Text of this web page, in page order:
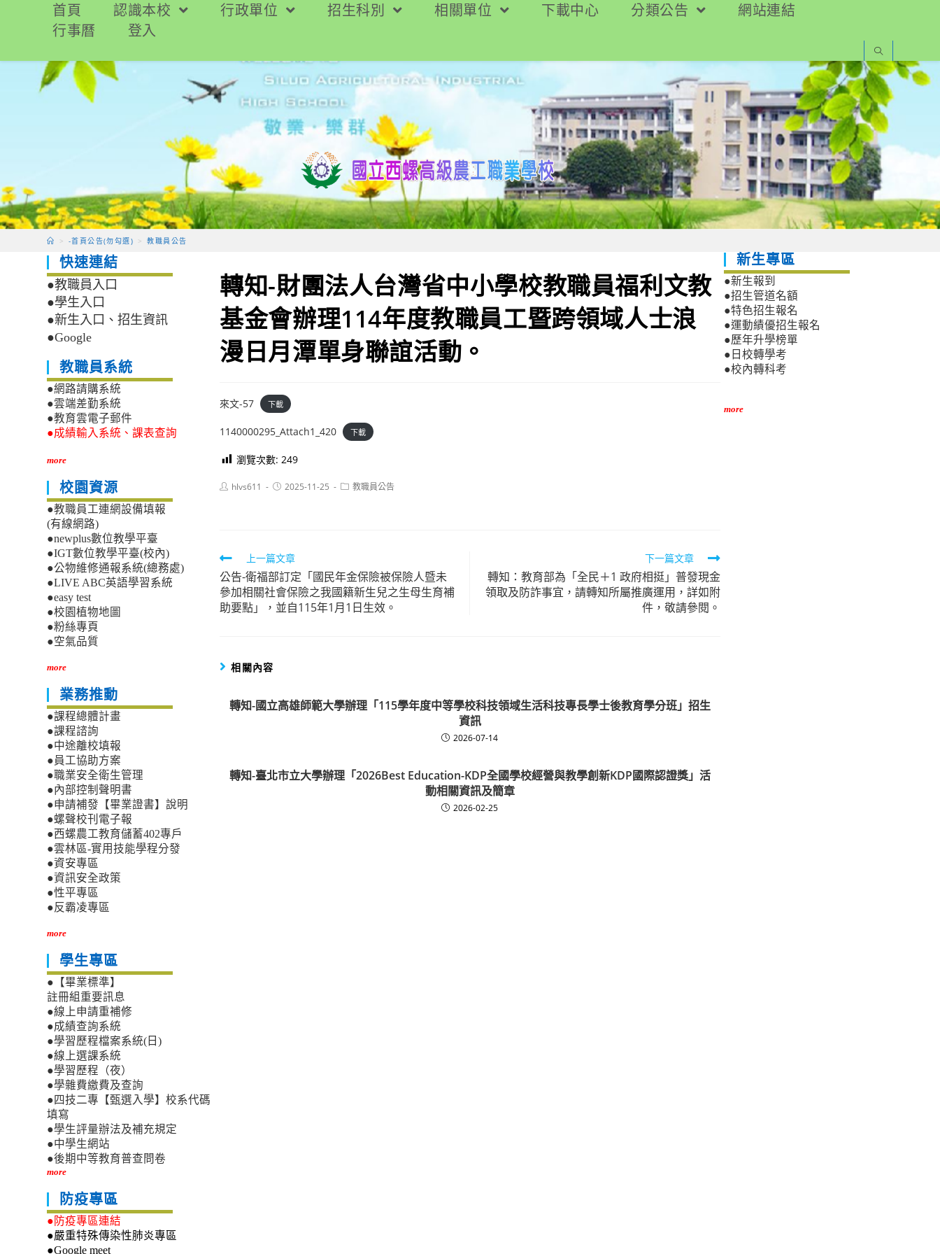
要
首頁 認識本校 行政單位 招生科別 相關單位 下載中心 分類公告
網站連結
行事曆
登入
> -首頁公告(勿勾選) > 教職員公告
轉知-財團法人台灣省中小學校教職員福利文教
基金會辦理114年度教職員工暨跨領域人士浪
漫日月潭單身聯誼活動。
來文-57 下載
1140000295_Attach1_420 下載
瀏覽次數: 249
Posthlvs611
Post2025-11-25
Post教職員公告
Read
more
articles
上一篇文章
公告-衛福部訂定「國民年金保險被保險人暨未
參加相關社會保險之我國籍新生兒之生母生育補
助要點」，並自115年1月1日生效。
下一篇文章
轉知：教育部為「全民＋1 政府相挺」普發現金
領取及防詐事宜，請轉知所屬推廣運用，詳如附
件，敬請參閱。
相關內容
轉知-國立高雄師範大學辦理「115學年度中等學校科技領域生活科技專長學士後教育學分班」招生
資訊
2026-07-14
轉知-臺北市立大學辦理「2026Best Education-KDP全國學校經營與教學創新KDP國際認證獎」活
動相關資訊及簡章
2026-02-25
快速連結
●教職員入口
●學生入口
●新生入口、招生資訊
●Google
教職員系統
●網路請購系統
●雲端差勤系統
●教育雲電子郵件
●成績輸入系統、課表查詢
more
校園資源
●教職員工連網設備填報
(有線網路)
●newplus數位教學平臺
●IGT數位教學平臺(校內)
●公物維修通報系統(總務處)
●LIVE ABC英語學習系統
●easy test
●校園植物地圖
●粉絲專頁
●空氣品質
more
業務推動
●課程總體計畫
●課程諮詢
●中途離校填報
●員工協助方案
●職業安全衛生管理
●內部控制聲明書
●申請補發【畢業證書】說明
●螺聲校刊電子報
●西螺農工教育儲蓄402專戶
●雲林區-實用技能學程分發
●資安專區
●資訊安全政策
●性平專區
●反霸凌專區
more
學生專區
●【畢業標準】
註冊組重要訊息
●線上申請重補修
●成績查詢系統
●學習歷程檔案系統(日)
●線上選課系統
●學習歷程（夜）
●學雜費繳費及查詢
●四技二專【甄選入學】校系代碼
填寫
●學生評量辦法及補充規定
●中學生網站
●後期中等教育普查問卷
more
防疫專區
●防疫專區連結
●嚴重特殊傳染性肺炎專區
●Google meet
新生專區
●新生報到
●招生管道名額
●特色招生報名
●運動績優招生報名
●歷年升學榜單
●日校轉學考
●校內轉科考
more